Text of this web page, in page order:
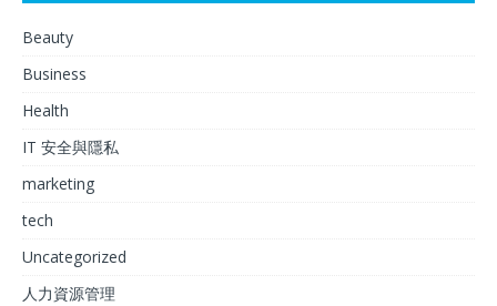
Beauty
Business
Health
IT 安全與隱私
marketing
tech
Uncategorized
人力資源管理